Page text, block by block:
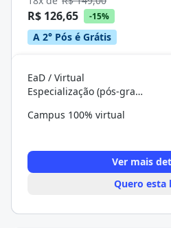
R$ 126,65 -15%
A 2° Pós é Grátis
EaD / Virtual
Especialização (pós-graduação)
Campus 100% virtual
Ver mais
Quero esta